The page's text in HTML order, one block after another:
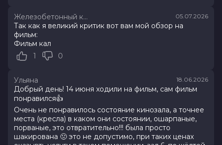
Оценка 7.2
Год
2026
Страна
Слоган
Режиссер
Кристина Асмус, Иван Охлобыстин,
Александр Самойленко, Мария
Рогожкина, Сергей Соцердотский,
Кирилл Нагиев
Продюсеры
Эдуард Илоян, Денис Жалинский,
Виталий Шляппо
Железобетонный киборг 05.07.2026
Так как я великий критик вот вам мой обзор на
фильм:
Фильм кал
1
0
Ульяна 18.06.2026
Добрый день! 14 июня ходили на фильм, сам фильм
понравился👍
Очень не понравилось состояние кинозала, а точнее
места (кресла) в каком они состоянии, ошарпаные,
порваные, это отвратительно!!! была просто
шакирована 🤢 это не допустимо, при таких ценах